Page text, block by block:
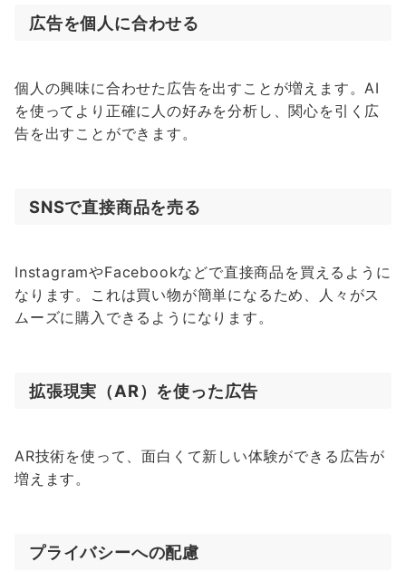
広告を個人に合わせる
個人の興味に合わせた広告を出すことが増えます。AI
を使ってより正確に人の好みを分析し、関心を引く広
告を出すことができます。
SNSで直接商品を売る
InstagramやFacebookなどで直接商品を買えるように
なります。これは買い物が簡単になるため、人々がス
ムーズに購入できるようになります。
拡張現実（AR）を使った広告
AR技術を使って、面白くて新しい体験ができる広告が
増えます。
プライバシーへの配慮